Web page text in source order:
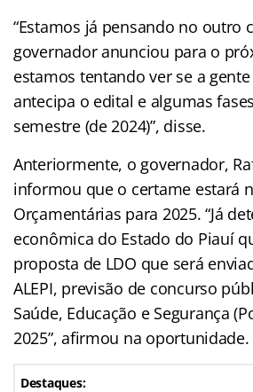
“Estamos já pensando no outro
governador anunciou para o
estamos tentando ver se a
antecipa o edital e algumas
semestre (de 2024)”, disse.
Anteriormente, o governador,
informou que o certame estará
Orçamentárias para 2025. “Já
econômica do Estado do Piauí
proposta de LDO que será
ALEPI, previsão de concurso
Saúde, Educação e Segurança
2025”, afirmou na oportunidade.
Destaques: